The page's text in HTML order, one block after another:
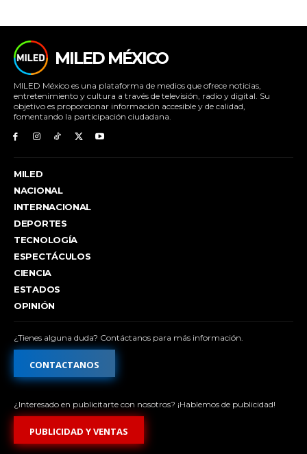
MILED MÉXICO
MILED México es una plataforma de medios que ofrece noticias,
entretenimiento y cultura a través de televisión, radio y digital. Su
objetivo es proporcionar información accesible y de calidad,
fomentando la participación ciudadana.
MILED
NACIONAL
INTERNACIONAL
DEPORTES
TECNOLOGÍA
ESPECTÁCULOS
CIENCIA
ESTADOS
OPINIÓN
¿Tienes alguna duda? Contáctanos para más información.
CONTACTANOS
¿Interesado en publicitarte con nosotros? ¡Hablemos de publicidad!
PUBLICIDAD Y VENTAS